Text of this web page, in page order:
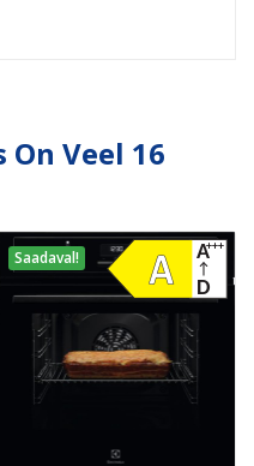
On Veel 16
Saadaval!